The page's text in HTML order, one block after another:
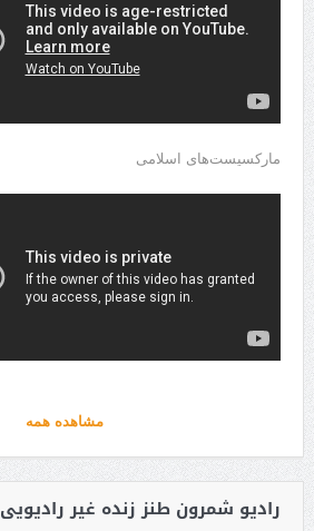
مارکسیست‌های اسلامی
مشاهده همه
رادیو شمرون طنز زنده غیر رادیویی